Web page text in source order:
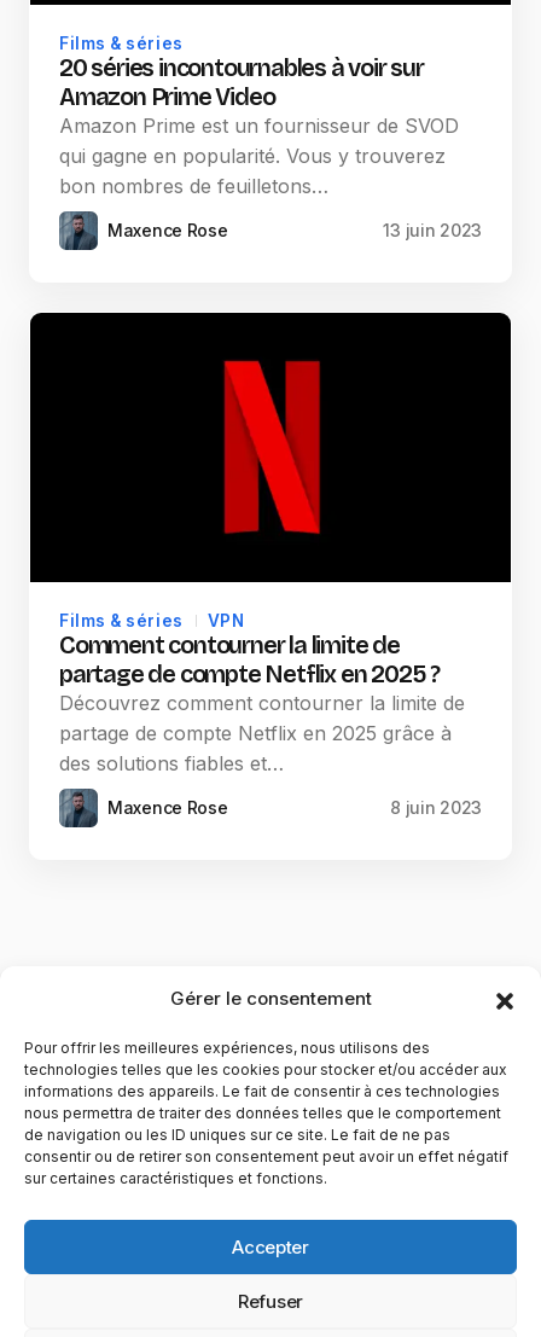
Gérer le consentement
Pour offrir les meilleures expériences, nous utilisons des
technologies telles que les cookies pour stocker et/ou accéder aux
informations des appareils. Le fait de consentir à ces technologies
nous permettra de traiter des données telles que le comportement
de navigation ou les ID uniques sur ce site. Le fait de ne pas
consentir ou de retirer son consentement peut avoir un effet négatif
sur certaines caractéristiques et fonctions.
Accepter
Refuser
Films & séries
20 séries incontournables à voir sur
Amazon Prime Video
Amazon Prime est un fournisseur de SVOD
qui gagne en popularité. Vous y trouverez
bon nombres de feuilletons…
Maxence Rose 13 juin 2023
Films & séries VPN
Comment contourner la limite de
partage de compte Netflix en 2025 ?
Découvrez comment contourner la limite de
partage de compte Netflix en 2025 grâce à
des solutions fiables et…
Maxence Rose 8 juin 2023
YubiGeek est un média français dédié aux nouvelles
technologies, à la culture geek et au numérique. Fondé par
du web, du gaming et de la science, avec une approche